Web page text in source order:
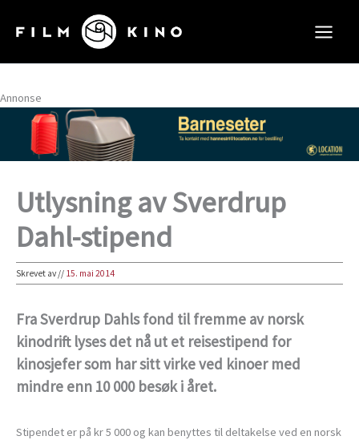
rett
innholdet
Annonse
Utlysning av Sverdrup
Dahl-stipend
Skrevet av// 15. mai 2014
Fra Sverdrup Dahls fond til fremme av norsk
kinodrift lyses det nå ut et reisestipend for
kinosjefer som har sitt virke ved kinoer med
mindre enn 10 000 besøk i året.
Stipendet er på kr 5 000 og kan benyttes til deltakelse ved en norsk